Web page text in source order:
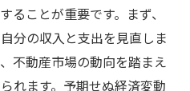
ることが重要です。まず、
分の収入と支出を見直しま
不動産市場の動向を踏まえ
れます。予期せぬ経済変動